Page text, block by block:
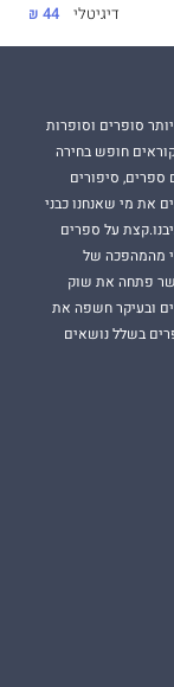
דיגיטלי 44 ₪
סופרים וסופרות
חופש בחירה
ספרים, סיפורים
את מי שאנחנו כבני
על ספרים
מהמהפכה של
פתחה את שוק
ובעיקר חשפה את
בשלל נושאים